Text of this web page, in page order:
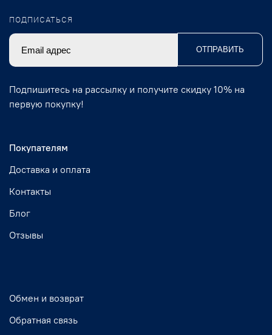
Покупателям
Доставка и оплата
Контакты
Блог
Отзывы
Обмен и возврат
Обратная связь
ПОДПИСАТЬСЯ
ОТПРАВИТЬ
Подпишитесь на рассылку и получите скидку 10% на
первую покупку!